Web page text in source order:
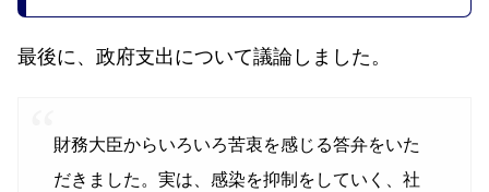
最後に、政府支出について議論しました。
財務大臣からいろいろ苦衷を感じる答弁をいた
だきました。実は、感染を抑制をしていく、社